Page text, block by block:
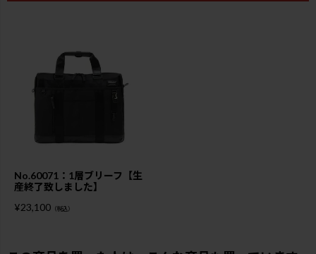
No.60071：1層ブリーフ【生
産終了致しました】
¥23,100 （税込）